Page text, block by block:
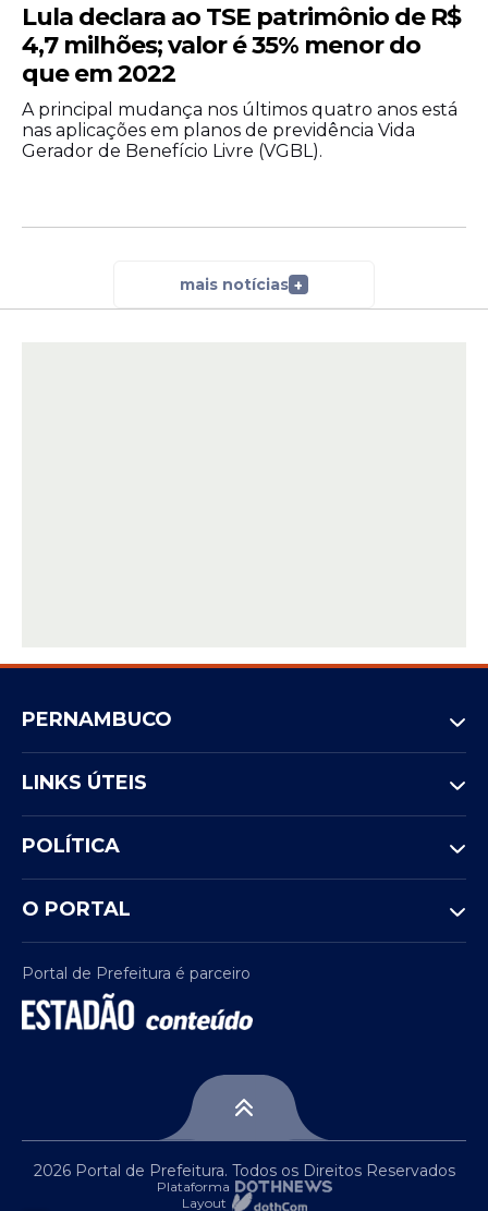
Lula declara ao TSE patrimônio de R$
4,7 milhões; valor é 35% menor do
que em 2022
A principal mudança nos últimos quatro anos está
nas aplicações em planos de previdência Vida
Gerador de Benefício Livre (VGBL).
mais notícias +
PERNAMBUCO
LINKS ÚTEIS
POLÍTICA
O PORTAL
Portal de Prefeitura é parceiro
2026 Portal de Prefeitura. Todos os Direitos Reservados
Plataforma
Layout